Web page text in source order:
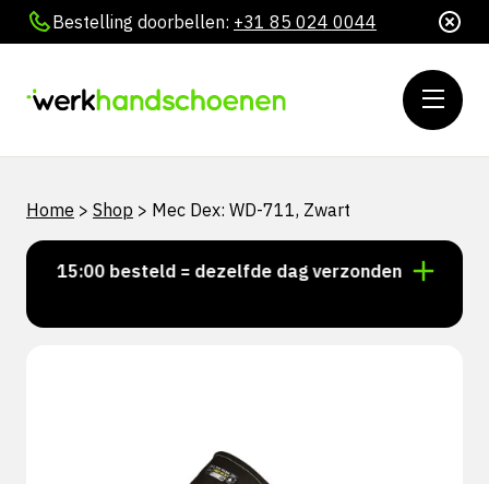
Bestelling doorbellen: +31 85 024 0044
Home > Shop > Mec Dex: WD-711, Zwart
15:00 besteld = dezelfde dag verzonden